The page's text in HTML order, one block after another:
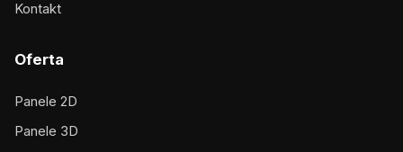
Kontakt
Oferta
Panele 2D
Panele 3D